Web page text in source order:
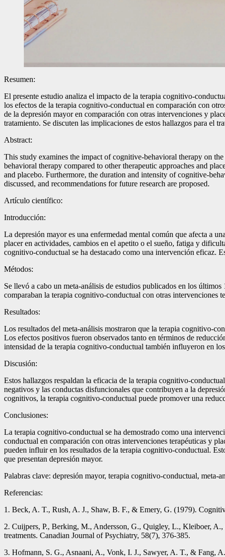
Resumen:
El presente estudio analiza el impacto de la terapia cognitivo-
los efectos de la terapia cognitivo-conductual en comparación con
de la depresión mayor en comparación con otras intervenciones y
tratamiento. Se discuten las implicaciones de estos hallazgos para el
Abstract:
This study examines the impact of cognitive-behavioral therapy on
behavioral therapy compared to other therapeutic approaches and
and placebo. Furthermore, the duration and intensity of cognitive-
discussed, and recommendations for future research are proposed.
Artículo científico:
Introducción:
La depresión mayor es una enfermedad mental común que afecta a
placer en actividades, cambios en el apetito o el sueño, fatiga y
cognitivo-conductual se ha destacado como una intervención eficaz.
Métodos:
Se llevó a cabo un meta-análisis de estudios publicados en los
comparaban la terapia cognitivo-conductual con otras intervenciones
Resultados:
Los resultados del meta-análisis mostraron que la terapia cognitivo-
Los efectos positivos fueron observados tanto en términos de
intensidad de la terapia cognitivo-conductual también influyeron en
Discusión:
Estos hallazgos respaldan la eficacia de la terapia cognitivo-
negativos y las conductas disfuncionales que contribuyen a la
cognitivos, la terapia cognitivo-conductual puede promover una
Conclusiones:
La terapia cognitivo-conductual se ha demostrado como una
conductual en comparación con otras intervenciones terapéuticas y
pueden influir en los resultados de la terapia cognitivo-conductual.
que presentan depresión mayor.
Palabras clave: depresión mayor, terapia cognitivo-conductual, meta-
Referencias:
1. Beck, A. T., Rush, A. J., Shaw, B. F., & Emery, G. (1979).
2. Cuijpers, P., Berking, M., Andersson, G., Quigley, L., Kleiboer,
treatments. Canadian Journal of Psychiatry, 58(7), 376-385.
3. Hofmann, S. G., Asnaani, A., Vonk, I. J., Sawyer, A. T., & Fang,